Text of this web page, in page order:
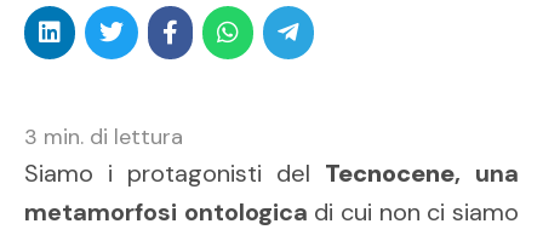
3 min. di lettura
Siamo i protagonisti del Tecnocene, una
metamorfosi ontologica di cui non ci siamo